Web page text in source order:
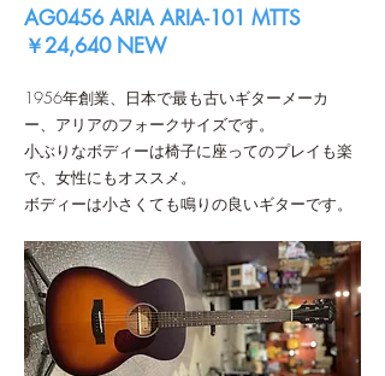
AG0456 ARIA ARIA-101 MTTS
￥24,640 NEW
1956年創業、日本で最も古いギターメーカ
ー、アリアのフォークサイズです。
小ぶりなボディーは椅子に座ってのプレイも楽
で、女性にもオススメ。
ボディーは小さくても鳴りの良いギターです。